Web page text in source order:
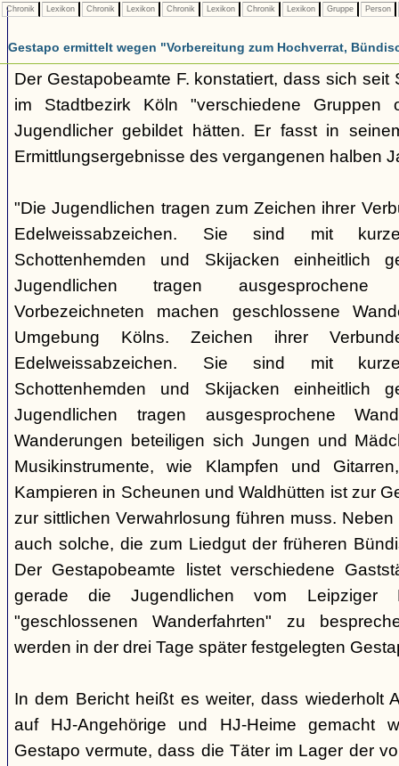
Chronik Lexikon Chronik Lexikon Chronik Lexikon Chronik Lexikon Gruppe Person
Gestapo ermittelt wegen "Vorbereitung zum Hochverrat,
Der Gestapobeamte F. konstatiert, dass sich seit
im Stadtbezirk Köln "verschiedene Gruppen
Jugendlicher gebildet hätten. Er fasst in
Ermittlungsergebnisse des vergangenen halben
"Die Jugendlichen tragen zum Zeichen ihrer
Edelweissabzeichen. Sie sind mit
Schottenhemden und Skijacken einheitlich
Jugendlichen tragen ausgesprochene
Vorbezeichneten machen geschlossene
Umgebung Kölns. Zeichen ihrer
Edelweissabzeichen. Sie sind mit
Schottenhemden und Skijacken einheitlich
Jugendlichen tragen ausgesprochene
Wanderungen beteiligen sich Jungen und
Musikinstrumente, wie Klampfen und
Kampieren in Scheunen und Waldhütten ist zur
zur sittlichen Verwahrlosung führen muss.
auch solche, die zum Liedgut der früheren
Der Gestapobeamte listet verschiedene
gerade die Jugendlichen vom
"geschlossenen Wanderfahrten" zu
werden in der drei Tage später festgelegten
In dem Bericht heißt es weiter, dass wiederholt
auf HJ-Angehörige und HJ-Heime gemacht
Gestapo vermute, dass die Täter im Lager der